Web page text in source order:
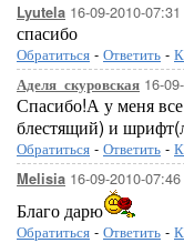
Lyutela 16-09-2010-07:31
спасибо
Обратиться - Ответить -
Аделя_скуровская 16-
Спасибо!А у меня
блестящий) и
Обратиться - Ответить -
Melisia 16-09-2010-07:46
Благо дарю
Обратиться - Ответить -